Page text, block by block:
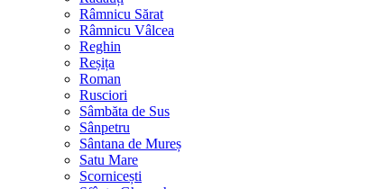
Râmnicu Sărat
Râmnicu Vâlcea
Reghin
Reșița
Roman
Rusciori
Sâmbăta de Sus
Sânpetru
Sântana de Mureș
Satu Mare
Scornicești